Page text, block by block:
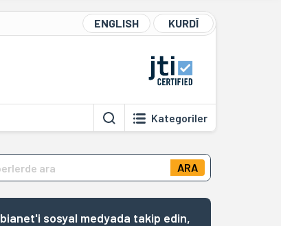
ENGLISH KURDÎ
Kategoriler
ARA
bianet'i sosyal medyada takip edin,